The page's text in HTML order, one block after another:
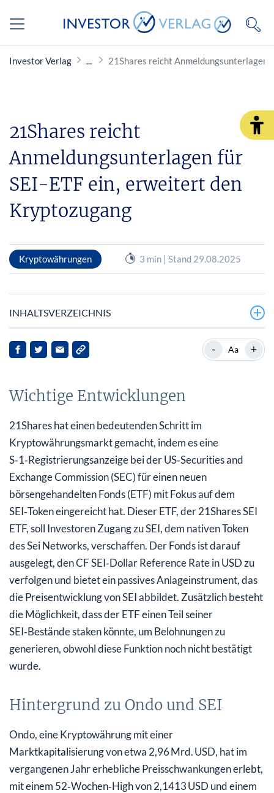
Investor Verlag 21Shares reicht Anmeldungsunterlagen
21Shares reicht
Anmeldungsunterlagen für
SEI-ETF ein, erweitert den
Kryptozugang
Kryptowährungen 3 min | Stand 29.08.2025
INHALTSVERZEICHNIS
Wichtige Entwicklungen
Auswirkungen auf Stakeholder
Fazit
- Aa +
Wichtige Entwicklungen
21Shares hat einen bedeutenden Schritt im
Kryptowährungsmarkt gemacht, indem es eine
S‑1‑Registrierungsanzeige bei der US‑Securities and
Exchange Commission (SEC) für einen neuen
börsengehandelten Fonds (ETF) mit Fokus auf dem
SEI‑Token eingereicht hat. Dieser ETF, der 21Shares SEI
ETF, soll Investoren Zugang zu SEI, dem nativen Token
des Sei Networks, verschaffen. Der Fonds ist darauf
ausgelegt, den CF SEI‑Dollar Reference Rate in USD zu
verfolgen und bietet ein passives Anlageinstrument, das
die Preisentwicklung von SEI abbildet. Zusätzlich besteht
die Möglichkeit, dass der ETF einen Teil seiner
SEI‑Bestände staken könnte, um Belohnungen zu
generieren, obwohl diese Funktion noch nicht bestätigt
wurde.
Hintergrund zu Ondo und SEI
Ondo, eine Kryptowährung mit einer
Marktkapitalisierung von etwa 2,96 Mrd. USD, hat im
vergangenen Jahr erhebliche Preisschwankungen erlebt,
mit einem 52‑Wochen‑High von 2,1413 USD und einem